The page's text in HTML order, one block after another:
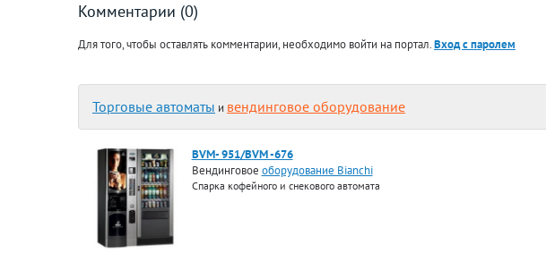
Комментарии (0)
Для того, чтобы оставлять комментарии, необходимо войти на портал.Вход с паролем
Торговые автоматы и вендинговое оборудование
BVM- 951/BVM -676
Вендинговое оборудование Bianchi
Спарка кофейного и снекового автомата